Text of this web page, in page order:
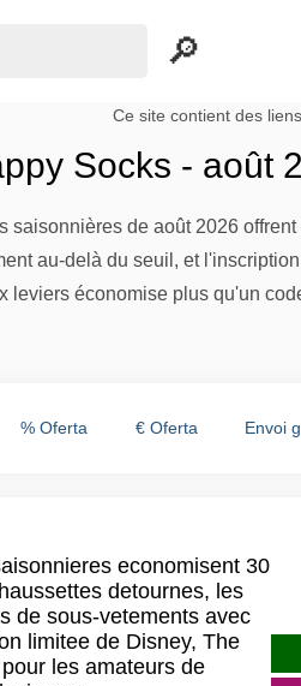
Ce site contient des
Socks - août
saisonnières de août 2026
au-delà du seuil, et
leviers économise plus qu'un
% Oferta € Oferta Envoi
economisent 30
detournes, les
de sous-vetements avec
limitee de Disney, The
les amateurs de